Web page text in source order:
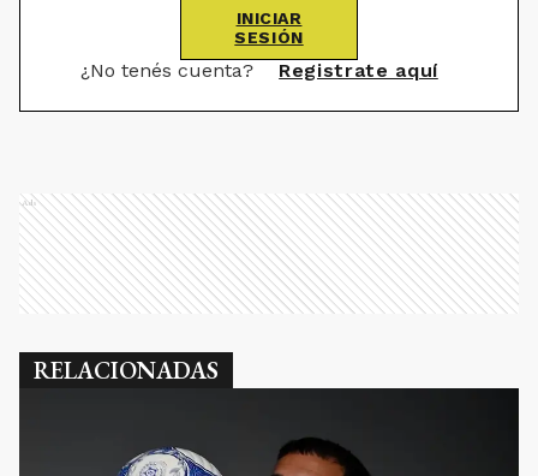
INICIAR
SESIÓN
¿No tenés cuenta? Registrate aquí
Ads
RELACIONADAS